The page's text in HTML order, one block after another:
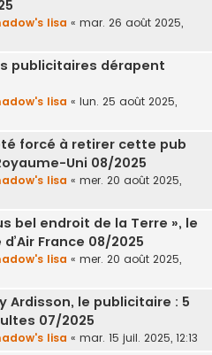
lisa « mar. 26 août 2025,
publicitaires dérapent
lisa « lun. 25 août 2025,
forcé à retirer cette pub
Uni 08/2025
lisa « mer. 20 août 2025,
bel endroit de la Terre », le
France 08/2025
lisa « mer. 20 août 2025,
Ardisson, le publicitaire : 5
07/2025
lisa « mar. 15 juil. 2025, 12:13